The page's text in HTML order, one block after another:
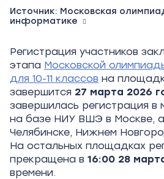
Источник: Московская
информатике
Регистрация участников
этапа Московской
для 10-11 классов на
завершится 27 марта 2026
завершилась регистрация в
на базе НИУ ВШЭ в Москве,
Челябинске, Нижнем
На остальных площадках
прекращена в 16:00 28
времени.